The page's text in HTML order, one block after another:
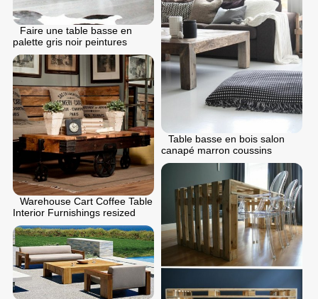
Faire une table basse en
palette gris noir peintures
Table basse en bois salon
canapé marron coussins
Warehouse Cart Coffee Table
Interior Furnishings resized